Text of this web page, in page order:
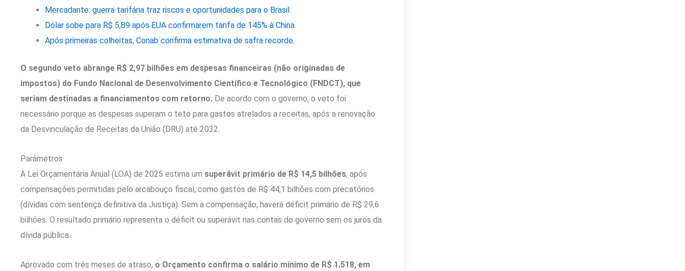
Mercadante: guerra tarifária traz riscos e oportunidades para o Brasil.
Dólar sobe para R$ 5,89 após EUA confirmarem tarifa de 145% à China.
Após primeiras colheitas, Conab confirma estimativa de safra recorde.
O segundo veto abrange R$ 2,97 bilhões em despesas financeiras (não originadas de
impostos) do Fundo Nacional de Desenvolvimento Científico e Tecnológico (FNDCT), que
seriam destinadas a financiamentos com retorno. De acordo com o governo, o veto foi
necessário porque as despesas superam o teto para gastos atrelados a receitas, após a renovação
da Desvinculação de Receitas da União (DRU) até 2032.
Parâmetros
A Lei Orçamentária Anual (LOA) de 2025 estima um superávit primário de R$ 14,5 bilhões, após
compensações permitidas pelo arcabouço fiscal, como gastos de R$ 44,1 bilhões com precatórios
(dívidas com sentença definitiva da Justiça). Sem a compensação, haverá déficit primário de R$ 29,6
bilhões. O resultado primário representa o déficit ou superávit nas contas do governo sem os juros da
dívida pública.
Aprovado com três meses de atraso, o Orçamento confirma o salário mínimo de R$ 1.518, em